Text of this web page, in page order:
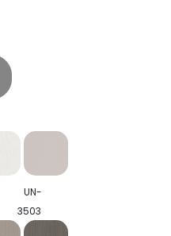
UN-
3503